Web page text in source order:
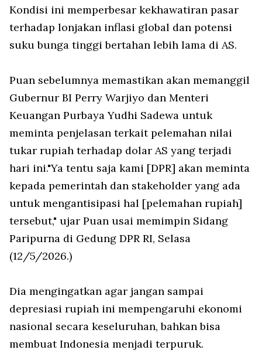
Kondisi ini memperbesar kekhawatiran pasar
terhadap lonjakan inflasi global dan potensi
suku bunga tinggi bertahan lebih lama di AS.
Puan sebelumnya memastikan akan memanggil
Gubernur BI Perry Warjiyo dan Menteri
Keuangan Purbaya Yudhi Sadewa untuk
meminta penjelasan terkait pelemahan nilai
tukar rupiah terhadap dolar AS yang terjadi
hari ini."Ya tentu saja kami [DPR] akan meminta
kepada pemerintah dan stakeholder yang ada
untuk mengantisipasi hal [pelemahan rupiah]
tersebut," ujar Puan usai memimpin Sidang
Paripurna di Gedung DPR RI, Selasa
(12/5/2026.)
Dia mengingatkan agar jangan sampai
depresiasi rupiah ini mempengaruhi ekonomi
nasional secara keseluruhan, bahkan bisa
membuat Indonesia menjadi terpuruk.